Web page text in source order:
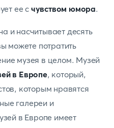
ее с чувством юмора.
и насчитывает десять
можете потратить
музея в целом. Музей
в Европе, который,
которым нравятся
галереи и
в Европе имеет